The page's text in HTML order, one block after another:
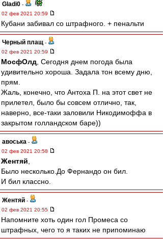
Gladi0 -
02 фев 2021 20:59
Кубани забивал со штрафного. + пенальти
Черный плащ -
02 фев 2021 20:59
МосфОлд , Сегодня днем погода была
удивительно хороша. Задала тон всему дню,
прям.
Жаль, конечно, что Антоха П. на этот свет не
прилетел, было бы совсем отлично, так,
наверно, все-таки заловили Никодимоффа в
закрытом голландском баре))
авоська -
02 фев 2021 20:58
Жентяй
Было несколько.До Фернандо он бил.
И бил классно.
Жентяй -
02 фев 2021 20:55
Напомните хоть один гол Промеса со
штрафных, чего то я таких не припоминаю